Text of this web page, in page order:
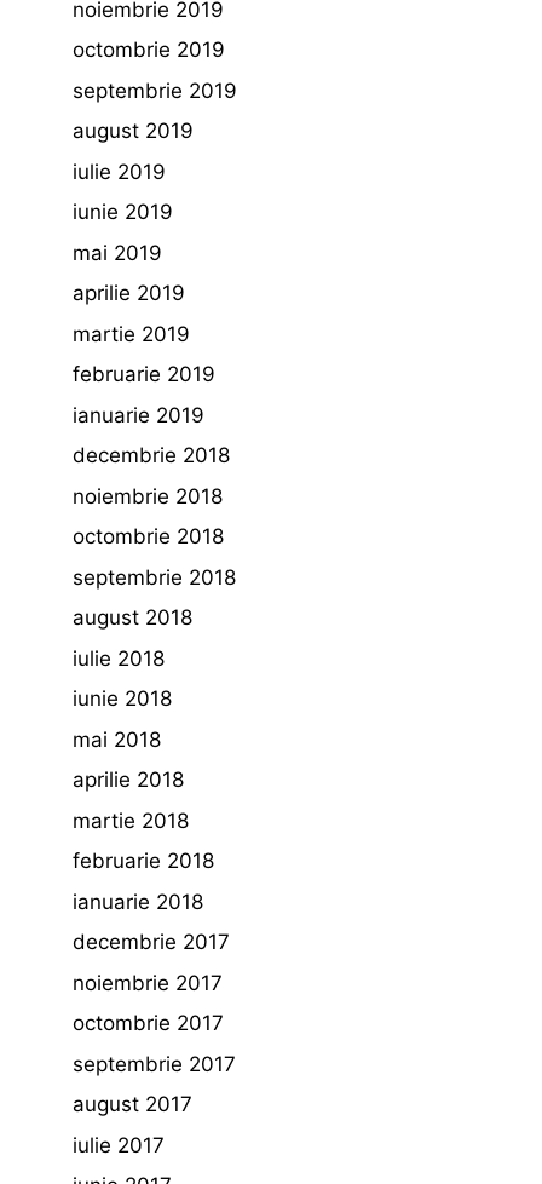
noiembrie 2019
octombrie 2019
septembrie 2019
august 2019
iulie 2019
iunie 2019
mai 2019
aprilie 2019
martie 2019
februarie 2019
ianuarie 2019
decembrie 2018
noiembrie 2018
octombrie 2018
septembrie 2018
august 2018
iulie 2018
iunie 2018
mai 2018
aprilie 2018
martie 2018
februarie 2018
ianuarie 2018
decembrie 2017
noiembrie 2017
octombrie 2017
septembrie 2017
august 2017
iulie 2017